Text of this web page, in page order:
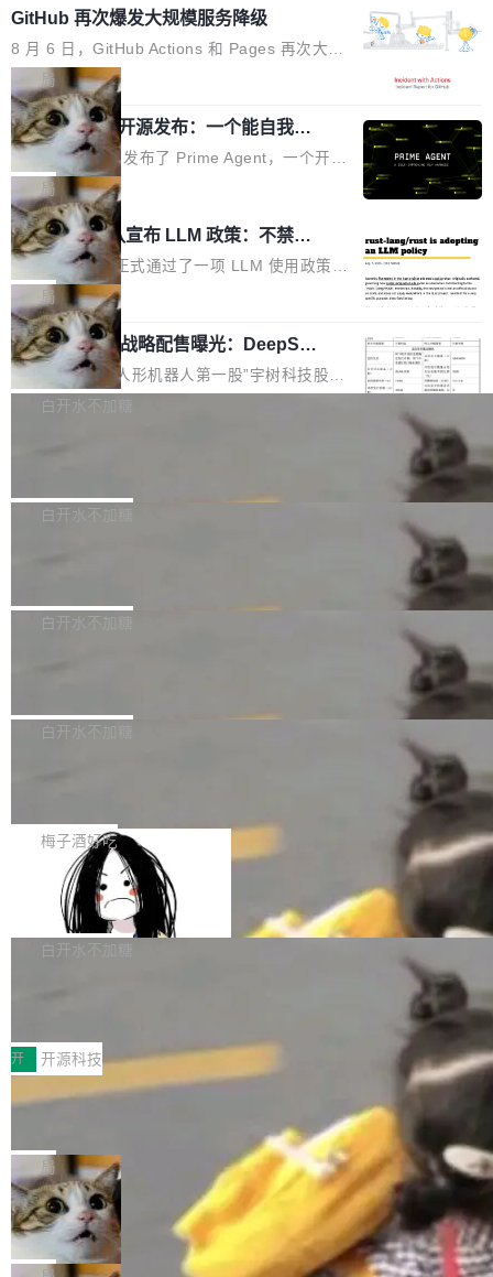
他引用的帖子来自 Mathew Shen，一位 ICLR 2
026 的读者：「看了篇 ...
理由很具体。FA 系列不需要解释，但 FA2 是他
认为最重要的一个——复杂度恰到好处，刚好能
驱动你去学 CuTe，但还没被那些"邪恶的" Hopp
er++ 优化所淹没，足够容易修改和适配。 更关
键的是 FA2 的持久性...
鸿蒙通过统一技术底座和分布式能力，为不同类
型智能设备的开发、连接与互联提供关键支撑，
也为产业链企业探索产品创新与商业增长打开新
的空间。 8月14日，开源鸿蒙智能硬件开发者日
（OHDD：OpenHarmony Hardware Develope
r Day）将在杭州启航。活动面向智能硬件产业
链企业和开发者，邀请行业专家与资深技术顾
问，围绕开源鸿蒙技术能力、设备适配、芯片适
配、功耗与稳定性调优、兼容性测评及统一互联
等内容展开系统讲解和实战交流，帮助企业进一
步了解开源鸿蒙在智能...
GitHub 再次爆发大规模服务降级
8 月 6 日，GitHub Actions 和 Pages 再次大规
模服务降级，Actions 完全不可用超过 5 小时，
webhook 停发，连自托管 runner 也因调度层故
障无法工作。Pages、Copilot code review、C
opilot coding agent 全部受影响。从检测到完全
恢复，大约 12 小时。 这是 2026 年 8 月的第六
起事故，其中四起与 AI/Copilot 服务相关。 Git
Hub 员工 kdaigle 在 HN 讨论中贴出了一组数
据：2025 年全年 10 亿次 commit。现在，每周
2.75 亿次，全年预计 140 亿次。GitHub...
局
Prime Agent 开源发布：一个能自我改
进的编程 Agent，ARC-AGI 3 超越人类
专家基线
Prime Intellect 发布了 Prime Agent，一个开源
的编程 Agent Harness，核心设计围绕两个抽
象：Recursive Language Model（RLM）和 C
ontinual Harness。在 ARC-AGI 3 基准测试
上，Prime Agent + Opus 5 的组合达到了 95.
5% RHAE Best@1，超过了 ARC 报告的人类专
家基线 95.4%。 不是又一个 coding agent 包装
器 Prime Agent 的架构和市面上大多数 coding
agent 有本质区别。大多数 agent harness 的设
计是基于早期模型的能力—...
局
Rust 项目团队宣布 LLM 政策：不禁
止，但你要承认哪些代码不是你写的
Rust 语言项目正式通过了一项 LLM 使用政策，
覆盖 rust-lang/rust 单一仓库的代码贡献。这不
是项目级别的官方立场，目前由五个团队采纳，
但它可能是主流开源项目中关于 AI 辅助贡献最
细致的一份规则。 政策的核心只有一句话：LLM
可以用来分析、提炼、审阅、建议，但不能用来
不得生成涉及安全性的关键变更，除非作者本身
局
宇树科技 IPO 战略配售曝光：DeepSe
ek 获配 93.3 万股，锁定 36 个月
8月6日晚间，“人形机器人第一股”宇树科技股份
有限公司披露IPO发行价格及战略配售结果，杭
36个月。 公告显示，本次宇树科技战略配售对
员工参与设立的专项资产管理计划。其中，Dee
获配9...
白开水不加糖
Bug fixes and enhancements 修复多次传递同
一个回归问题，该问题导致拉取镜像时会拒绝包
题，该问题可能导致在旧版 Linux 内核...
白开水不加糖
e 孵化器项目管理委员会（IPMC）投票中获得
P）！这一里程碑不仅标志着 Fluss 迈入新的发
白开水不加糖
长期停止内容更新，未能实现其作为“AI版维基百
提交的编辑请求也长期处于待处理状态。 Groki
pedia 于去年底上线，定位为由人工智能生成内
容的百科平台，被马斯克视为传统众包百科网站
维基百科的替代方案。Lawfare 调查发现，无论
热门页面还是低关注度页面，均未出现近期更
白开水不加糖
是这样的：配 MessageSource 的 Bean、写 R
eloadableResourceBundleMessageSource、
声明 LocaleResolver、注册 LocaleChangeInt
erceptor…五六步之后才能看到第一行翻译文
本。 Solon 换了个方式。整个 i18n 模块围绕三
梅子酒好吃
Apache Doris 4.1 全面增强 Iceberg：
支持 UPDATE、MERGE INTO 与 Iceb
erg V3
Apache Doris 4.1 要补齐的，正是缺失的那一
半。在已有查询能力的基础上，Doris 进一步支
常维护操作，并完整支持 Iceberg V3 格式。
白开水不加糖
村国家自主创新示范区会议中心开幕。本届大会
由中关村智联软件服务业质量创新联盟主办，以
“智构可信·质创未来——AI原生时代的质量新范
式”为主题，直面AI从实验室走向规模化产业落地
的核心质量命题。会上，《2026智能研发生产力
工具选型手册》发布，Testin云测的Testin XAge
nt智能测试系统入选AI测试领域代表产品。对CI
O而言，这提示了一个转变：AI测试正在从效率
工具升级为企业的质量基础设施。 CIO面对的新
开 开源科技
让非法状态不可表示：一篇关于 ADT
有一种东西，一旦用过就回不去了。Alex Fedos
eev 管它叫"软件设计的基石"。 他说的东西不新
鲜——代数数据类型（ADT），尤其是和类型
（sum type）。但他说清楚了一件事：这不是类
型系统的学术体操，是日常编码的思维方式。 文
章从一个简单的例子切入。一个网站的深色主题
局
Cloudflare 开源内部企业 AI 平台 Clou
dflare OS
Cloudflare 发布了一个开源项目 Cloudflare O
S。如果你只看官方博客，你会觉得这是又一